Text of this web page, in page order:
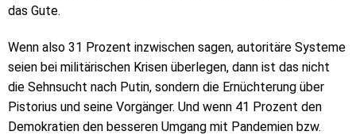
das Gute.
Wenn also 31 Prozent inzwischen sagen, autoritäre Systeme
seien bei militärischen Krisen überlegen, dann ist das nicht
die Sehnsucht nach Putin, sondern die Ernüchterung über
Pistorius und seine Vorgänger. Und wenn 41 Prozent den
Demokratien den besseren Umgang mit Pandemien bzw.